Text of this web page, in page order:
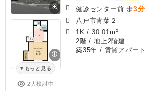
もっと見る
2人検討中
健診センター前 歩3分
八戸市青葉２
1K /30.01m²
2階 / 地上2階建
築35年 / 賃貸アパート